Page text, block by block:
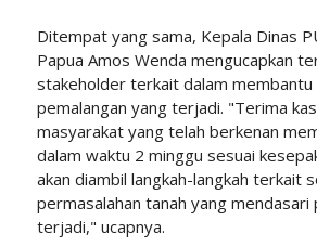
Ditempat yang sama, Kepala Dinas
Papua Amos Wenda mengucapkan
stakeholder terkait dalam membantu
pemalangan yang terjadi. "Terima
masyarakat yang telah berkenan
dalam waktu 2 minggu sesuai
akan diambil langkah-langkah terkait
permasalahan tanah yang mendasari
terjadi," ucapnya.